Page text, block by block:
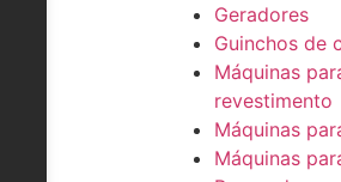
Geradores
Guinchos de
Máquinas
revestimento
Máquinas
Máquinas